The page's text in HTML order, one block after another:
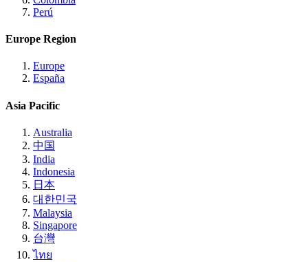
Perú
Europe Region
Europe
España
Asia Pacific
Australia
中国
India
Indonesia
日本
대한민국
Malaysia
Singapore
台灣
ไทย